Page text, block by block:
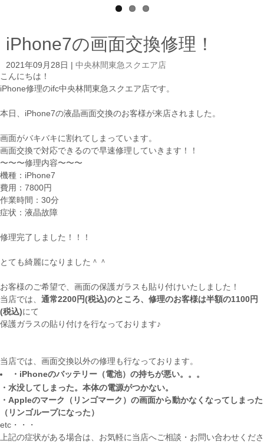
iPhone7の画面交換修理！
2021年09月28日
中央林間東急スクエア店
こんにちは！
iPhone修理のifc中央林間東急スクエア店です。
本日、iPhone7の液晶画面交換のお客様が来店されました。
画面がバキバキに割れてしまっています。
画面交換で対応できるので早速修理していきます！！
〜〜〜修理内容〜〜〜
機種：iPhone7
費用：7800円
作業時間：30分
症状：液晶故障
修理完了しました！！！
とても綺麗になりました＾＾
お客様のご希望で、画面の保護ガラスも貼り付けいたしました！
当店では、 通常2200円(税込)のところ、修理のお客様は半額の1100円
(税込)にて
保護ガラスの貼り付けを行なっております♪
当店では、画面交換以外の修理も行なっております。
・iPhoneのバッテリー（電池）の持ちが悪い。。。
・水没してしまった。本体の電源がつかない。
・Appleのマーク（リンゴマーク）の画面から動かなくなってしまった
（リンゴループになった）
etc・・・
上記の症状がある場合は、お気軽に当店へご相談・お問い合わせくださ